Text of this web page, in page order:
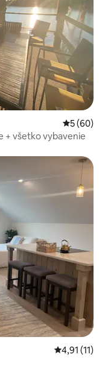
5 (60)
+ všetko vybavenie
Priemerné
4,91 (11)